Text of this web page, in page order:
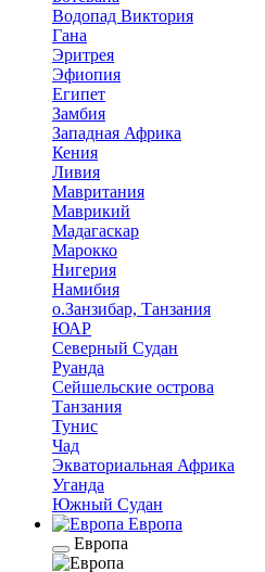
Водопад Виктория
Гана
Эритрея
Эфиопия
Египет
Замбия
Западная Африка
Кения
Ливия
Мавритания
Маврикий
Мадагаскар
Марокко
Нигерия
Намибия
о.Занзибар, Танзания
ЮАР
Северный Судан
Руанда
Сейшельские острова
Танзания
Тунис
Чад
Экваториальная Африка
Уганда
Южный Судан
Европа
Европа